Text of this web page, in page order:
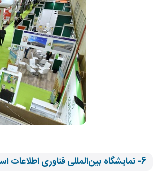
6- نمایشگاه بین‌المللی فناوری اطلاعات استانبول